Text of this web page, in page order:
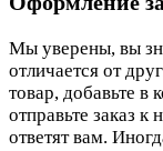
Мы уверены, вы
отличается от
товар, добавьте в
отправьте заказ
ответят вам.